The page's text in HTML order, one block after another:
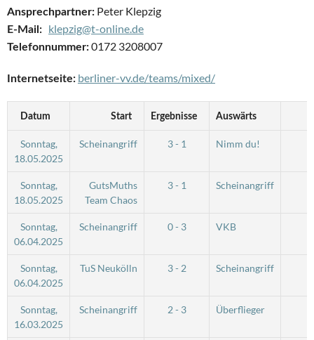
Ansprechpartner: Peter Klepzig
E-Mail: klepzig@t-online.de
Telefonnummer:0172 3208007
Internetseite: berliner-vv.de/teams/mixed/
Datum Start Ergebnisse Auswärts
Sonntag,
18.05.2025
Scheinangriff 3 - 1 Nimm du!
Sonntag,
18.05.2025
GutsMuths
Team Chaos
3 - 1 Scheinangriff
Sonntag,
06.04.2025
Scheinangriff 0 - 3 VKB
Sonntag,
06.04.2025
TuS Neukölln 3 - 2 Scheinangriff
Sonntag,
16.03.2025
Scheinangriff 2 - 3 Überflieger